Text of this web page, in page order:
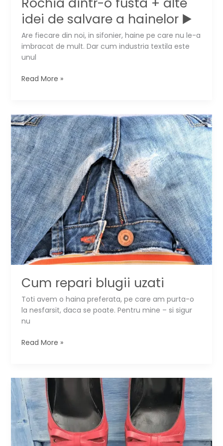
idei de salvare a hainelor ▶️
Are fiecare din noi, in sifonier, haine pe care nu le-a
imbracat de mult. Dar cum industria textila este
unul
Rochia
+
alte
idei
de
salvare
a
hainelor
▶️
Read More »
Cum repari blugii uzati
Toti avem o haina preferata, pe care am purta-o
la nesfarsit, daca se poate. Pentru mine – si sigur
nu
Cum
Read More »